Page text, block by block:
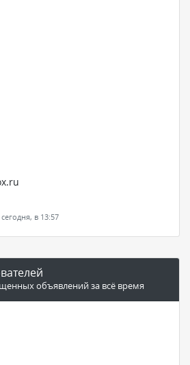
в 13:57
объявлений за всё время